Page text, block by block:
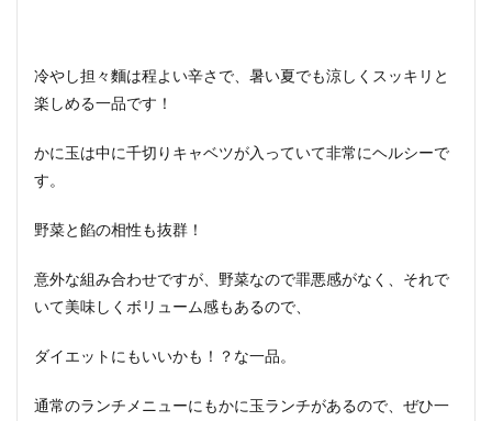
冷やし担々麵は程よい辛さで、暑い夏でも涼しくスッキリと
楽しめる一品です！
かに玉は中に千切りキャベツが入っていて非常にヘルシーで
す。
野菜と餡の相性も抜群！
意外な組み合わせですが、野菜なので罪悪感がなく、それで
いて美味しくボリューム感もあるので、
ダイエットにもいいかも！？な一品。
通常のランチメニューにもかに玉ランチがあるので、ぜひ一